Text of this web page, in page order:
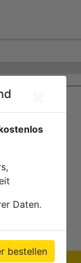
Daten.
bestellen